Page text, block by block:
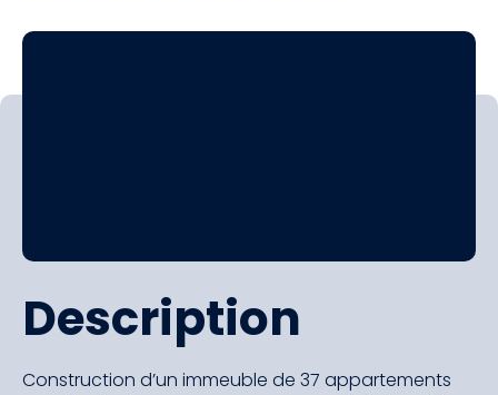
Description
Construction d’un immeuble de 37 appartements